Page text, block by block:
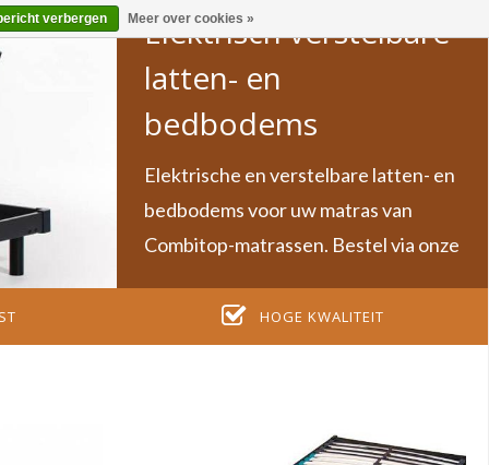
Elektrisch verstelbare
latten- en
bedbodems
Elektrische en verstelbare latten- en
bedbodems voor uw matras van
Combitop-matrassen. Bestel via onze
HOGE KWALITEIT
verbergen Meer over cookies »